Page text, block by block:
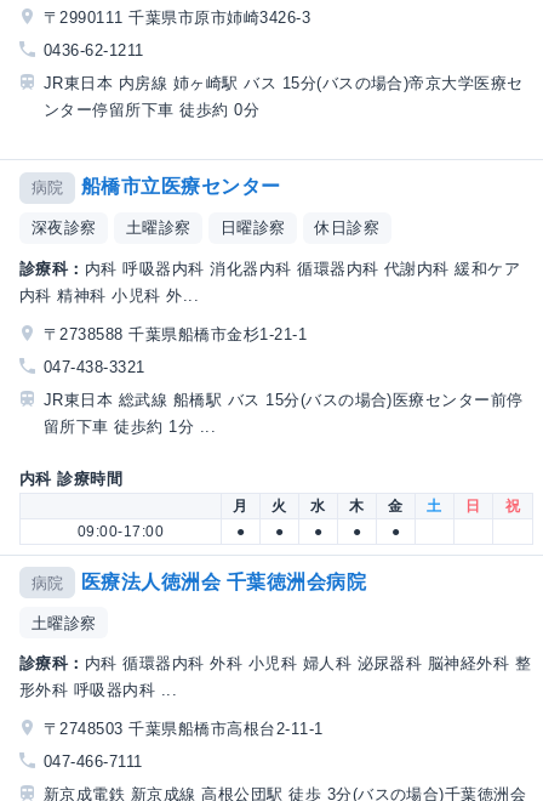
〒2990111 千葉県市原市姉崎3426-3
0436-62-1211
JR東日本 内房線 姉ヶ崎駅 バス 15分(バスの場合)帝京大学医療セ
ンター停留所下車 徒歩約 0分
病院 船橋市立医療センター
深夜診察 土曜診察 日曜診察 休日診察
診療科： 内科 呼吸器内科 消化器内科 循環器内科 代謝内科 緩和ケア
内科 精神科 小児科 外...
〒2738588 千葉県船橋市金杉1-21-1
047-438-3321
JR東日本 総武線 船橋駅 バス 15分(バスの場合)医療センター前停
留所下車 徒歩約 1分 ...
内科 診療時間
月 火 水 木 金 土 日
祝
09:00-17:00
● ● ● ● ●
病院 医療法人徳洲会 千葉徳洲会病院
土曜診察
診療科： 内科 循環器内科 外科 小児科 婦人科 泌尿器科 脳神経外科 整
形外科 呼吸器内科 ...
〒2748503 千葉県船橋市高根台2-11-1
047-466-7111
新京成電鉄 新京成線 高根公団駅 徒歩 3分(バスの場合)千葉徳洲会